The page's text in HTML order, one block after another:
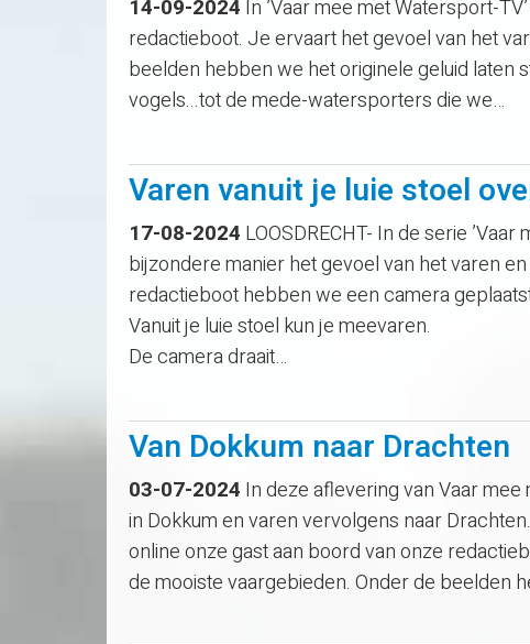
14-09-2024 In ’Vaar mee met Watersport-
redactieboot. Je ervaart het gevoel van het
beelden hebben we het originele geluid laten
vogels...tot de mede-watersporters die we…
Varen vanuit je luie stoel
17-08-2024 LOOSDRECHT- In de serie
bijzondere manier het gevoel van het varen
redactieboot hebben we een camera
Vanuit je luie stoel kun je meevaren.
De camera draait…
Van Dokkum naar Drachten
03-07-2024 In deze aflevering van Vaar
in Dokkum en varen vervolgens naar
online onze gast aan boord van onze
de mooiste vaargebieden. Onder de beelden